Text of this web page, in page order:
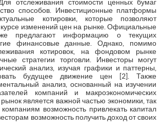
отслеживания стоимости ценных бумаг
способов. Инвестиционные платформы
котировки, которые позволяют
курсе изменений цен на рынке. Официальные
предлагают информацию о текущих
финансовые данные. Однако, помимо
котировок, на фондовом рынке
стратегии торговли. Инвесторы могут
анализ, изучая графики и паттерны,
будущее движение цен [2]. Также
анализ, основанный на изучении
компаний и макроэкономических
является важной частью экономики, так
компаниям возможность привлекать капитал
возможность получить доход от своих